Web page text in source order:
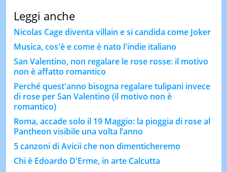
Leggi anche
Nicolas Cage diventa villain e si candida come Joker
Musica, cos'è e come è nato l'indie italiano
San Valentino, non regalare le rose rosse: il motivo
non è affatto romantico
Perché quest'anno bisogna regalare tulipani invece
di rose per San Valentino (il motivo non è
romantico)
Roma, accade solo il 19 Maggio: la pioggia di rose al
Pantheon visibile una volta l’anno
5 canzoni di Avicii che non dimenticheremo
Chi è Edoardo D'Erme, in arte Calcutta